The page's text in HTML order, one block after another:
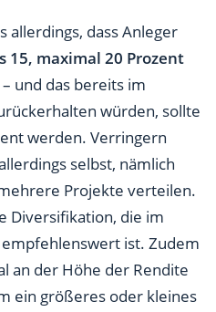
allerdings, dass Anleger
15, maximal 20 Prozent
und das bereits im
würden, sollte
werden. Verringern
selbst, nämlich
Projekte verteilen.
Diversifikation, die im
ist. Zudem
an der Höhe der Rendite
ein größeres oder kleines